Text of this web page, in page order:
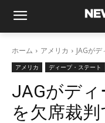
ホーム アメリカ JAGが
アメリカ ディープ・ステート
JAGがデ
を欠席裁